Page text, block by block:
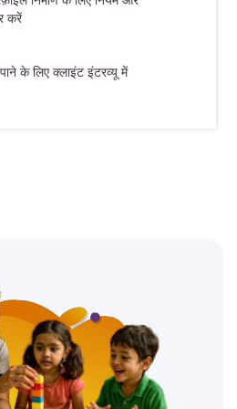
करें
के लिए क्लाइंट इंटरव्यू में